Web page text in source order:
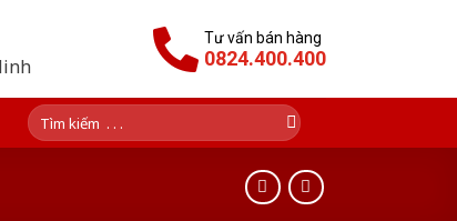
Tư vấn bán hàng
0824.400.400
Tìm
kiếm: